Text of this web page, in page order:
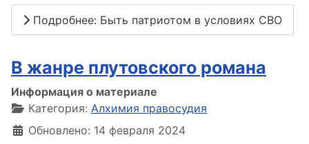
Подробнее: Быть патриотом в условиях СВО
В жанре плутовского романа
Информация о материале
Категория: Алхимия правосудия
Обновлено: 14 февраля 2024